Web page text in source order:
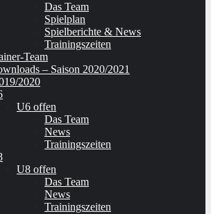
Das Team
Spielplan
Spielberichte & News
Trainingszeiten
Team
– Saison 2020/2021
2020
U6 offen
Das Team
News
Trainingszeiten
U8 offen
Das Team
News
Trainingszeiten